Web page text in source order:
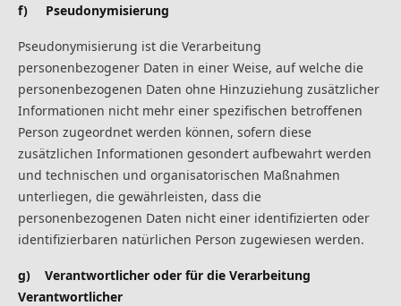
f) Pseudonymisierung
Pseudonymisierung ist die Verarbeitung
personenbezogener Daten in einer Weise, auf welche die
personenbezogenen Daten ohne Hinzuziehung zusätzlicher
Informationen nicht mehr einer spezifischen betroffenen
Person zugeordnet werden können, sofern diese
zusätzlichen Informationen gesondert aufbewahrt werden
und technischen und organisatorischen Maßnahmen
unterliegen, die gewährleisten, dass die
personenbezogenen Daten nicht einer identifizierten oder
identifizierbaren natürlichen Person zugewiesen werden.
g) Verantwortlicher oder für die Verarbeitung
Verantwortlicher